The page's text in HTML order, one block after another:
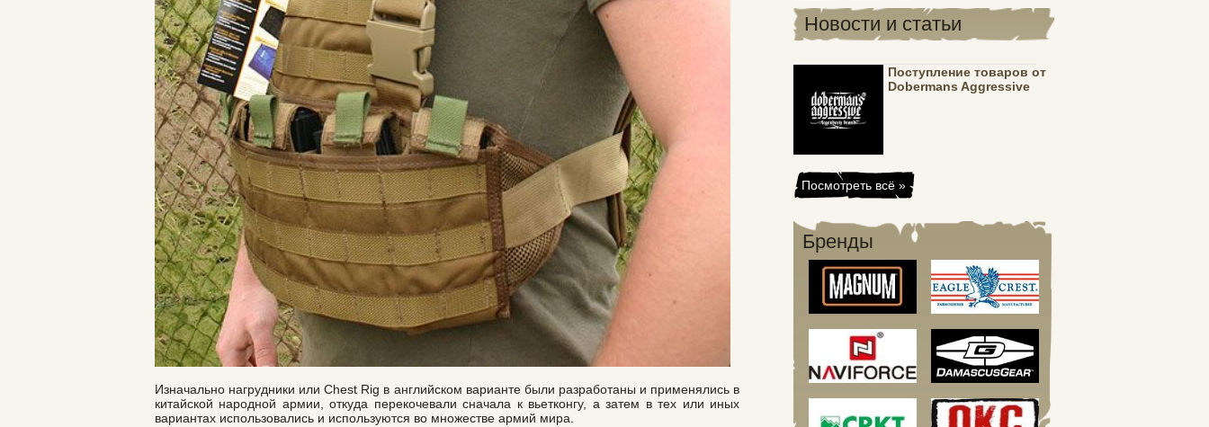
Изначально нагрудники или Chest Rig в английском варианте были разработаны и применялись в
китайской народной армии, откуда перекочевали сначала к вьетконгу, а затем в тех или иных
вариантах использовались и используются во множестве армий мира.
Новости и статьи
Поступление товаров от
Dobermans Aggressive
Посмотреть всё »
Бренды